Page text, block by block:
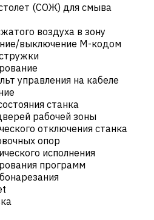
(СОЖ) для смыва
воздуха в зону
выключение М-кодом
управления на кабеле
станка
рабочей зоны
отключения станка
опор
исполнения
программ